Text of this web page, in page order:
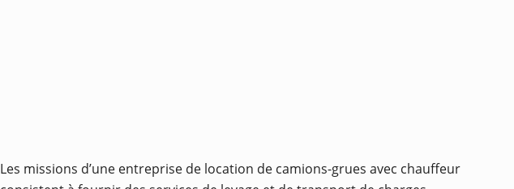
Les missions d’une entreprise de location de camions-grues avec chauffeur